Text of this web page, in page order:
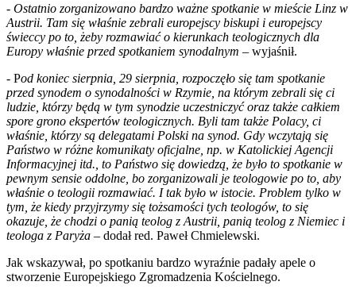
- Ostatnio zorganizowano bardzo ważne spotkanie w mieście Linz w
Austrii. Tam się właśnie zebrali europejscy biskupi i europejscy
świeccy po to, żeby rozmawiać o kierunkach teologicznych dla
Europy właśnie przed spotkaniem synodalnym – wyjaśnił.
- Pod koniec sierpnia, 29 sierpnia, rozpoczęło się tam spotkanie
przed synodem o synodalności w Rzymie, na którym zebrali się ci
ludzie, którzy będą w tym synodzie uczestniczyć oraz także całkiem
spore grono ekspertów teologicznych. Byli tam także Polacy, ci
właśnie, którzy są delegatami Polski na synod. Gdy wczytają się
Państwo w różne komunikaty oficjalne, np. w Katolickiej Agencji
Informacyjnej itd., to Państwo się dowiedzą, że było to spotkanie w
pewnym sensie oddolne, bo zorganizowali je teologowie po to, aby
właśnie o teologii rozmawiać. I tak było w istocie. Problem tylko w
tym, że kiedy przyjrzymy się tożsamości tych teologów, to się
okazuje, że chodzi o panią teolog z Austrii, panią teolog z Niemiec i
teologa z Paryża – dodał red. Paweł Chmielewski.
Jak wskazywał, po spotkaniu bardzo wyraźnie padały apele o
stworzenie Europejskiego Zgromadzenia Kościelnego.